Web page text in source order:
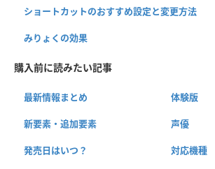
ショートカットのおすすめ設定と変更方法
みりょくの効果
購入前に読みたい記事
最新情報まとめ 体験版
新要素・追加要素 声優
発売日はいつ？ 対応機種